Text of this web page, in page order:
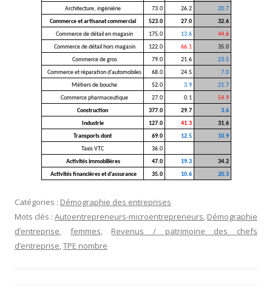
Architecture, ingéniérie
73.0 26.2
20.7
Commerce et artisanat commercial
523.0 27.0
32.6
Commerce de détail en magasin
175.0 13.6
44.6
Commerce de détail hors magasin
122.0 66.1
35.0
Commerce de gros
79.0 21.6
23.5
Commerce et réparation d'automobiles
68.0 24.5
7.0
Métiers de bouche
52.0 3.9
21.7
Commerce pharmaceutique
27.0 0.1
54.9
Construction
377.0 29.7
3.6
Industrie
127.0 41.3
31.6
Transports dont
69.0 12.5
10.9
Taxis VTC
36.0
Activités immobilières
47.0 19.3
34.2
Activités financières et d'assurance
35.0 10.6 20.3
Catégories : Démographie des entreprises
Mots clés : Autoentrepreneurs-microentrepreneurs, Démographie
d’entreprise, femmes, Revenus / patrimoine des chefs
d’entreprise,TPE nombre